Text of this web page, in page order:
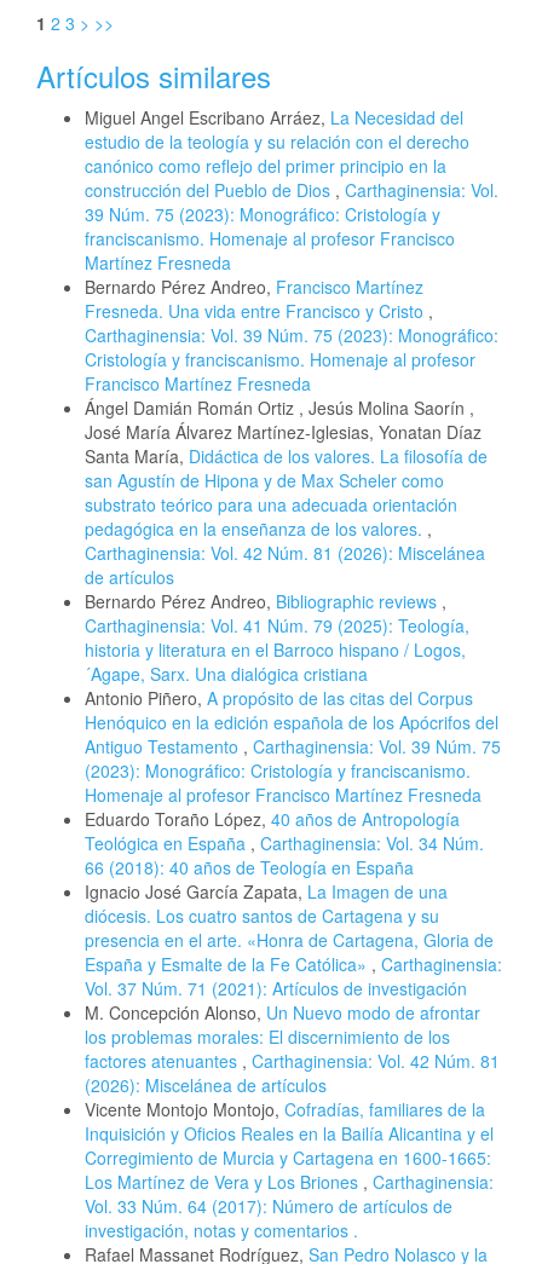
1 2 3 > >>
Artículos similares
Miguel Angel Escribano Arráez, La Necesidad del
estudio de la teología y su relación con el derecho
canónico como reflejo del primer principio en la
construcción del Pueblo de Dios , Carthaginensia: Vol.
39 Núm. 75 (2023): Monográfico: Cristología y
franciscanismo. Homenaje al profesor Francisco
Martínez Fresneda
Bernardo Pérez Andreo, Francisco Martínez
Fresneda. Una vida entre Francisco y Cristo ,
Carthaginensia: Vol. 39 Núm. 75 (2023): Monográfico:
Cristología y franciscanismo. Homenaje al profesor
Francisco Martínez Fresneda
Ángel Damián Román Ortiz , Jesús Molina Saorín ,
José María Álvarez Martínez-Iglesias, Yonatan Díaz
Santa María, Didáctica de los valores. La filosofía de
san Agustín de Hipona y de Max Scheler como
substrato teórico para una adecuada orientación
pedagógica en la enseñanza de los valores. ,
Carthaginensia: Vol. 42 Núm. 81 (2026): Miscelánea
de artículos
Bernardo Pérez Andreo, Bibliographic reviews ,
Carthaginensia: Vol. 41 Núm. 79 (2025): Teología,
historia y literatura en el Barroco hispano / Logos,
´Agape, Sarx. Una dialógica cristiana
Antonio Piñero, A propósito de las citas del Corpus
Henóquico en la edición española de los Apócrifos del
Antiguo Testamento , Carthaginensia: Vol. 39 Núm. 75
(2023): Monográfico: Cristología y franciscanismo.
Homenaje al profesor Francisco Martínez Fresneda
Eduardo Toraño López, 40 años de Antropología
Teológica en España , Carthaginensia: Vol. 34 Núm.
66 (2018): 40 años de Teología en España
Ignacio José García Zapata, La Imagen de una
diócesis. Los cuatro santos de Cartagena y su
presencia en el arte. «Honra de Cartagena, Gloria de
España y Esmalte de la Fe Católica» , Carthaginensia:
Vol. 37 Núm. 71 (2021): Artículos de investigación
M. Concepción Alonso, Un Nuevo modo de afrontar
los problemas morales: El discernimiento de los
factores atenuantes , Carthaginensia: Vol. 42 Núm. 81
(2026): Miscelánea de artículos
Vicente Montojo Montojo, Cofradías, familiares de la
Inquisición y Oficios Reales en la Bailía Alicantina y el
Corregimiento de Murcia y Cartagena en 1600-1665:
Los Martínez de Vera y Los Briones , Carthaginensia:
Vol. 33 Núm. 64 (2017): Número de artículos de
investigación, notas y comentarios .
Rafael Massanet Rodríguez, San Pedro Nolasco y la